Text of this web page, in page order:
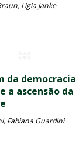
Ligia Janke
da democracia
a ascensão da
Fabiana Guardini